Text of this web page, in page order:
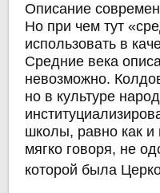
Описание
Но при чем тут
использовать в
Средние века
невозможно.
но в культуре
школы, равно как
мягко говоря, не
которой была